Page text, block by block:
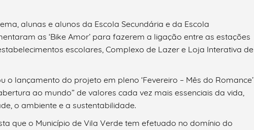
alunas e alunos da Escola Secundária e da Escola
as ‘Bike Amor’ para fazerem a ligação entre as estações
escolares, Complexo de Lazer e Loja Interativa de
o lançamento do projeto em pleno ‘Fevereiro – Mês do Romance’
ao mundo” de valores cada vez mais essenciais da vida,
o ambiente e a sustentabilidade.
que o Município de Vila Verde tem efetuado no domínio do